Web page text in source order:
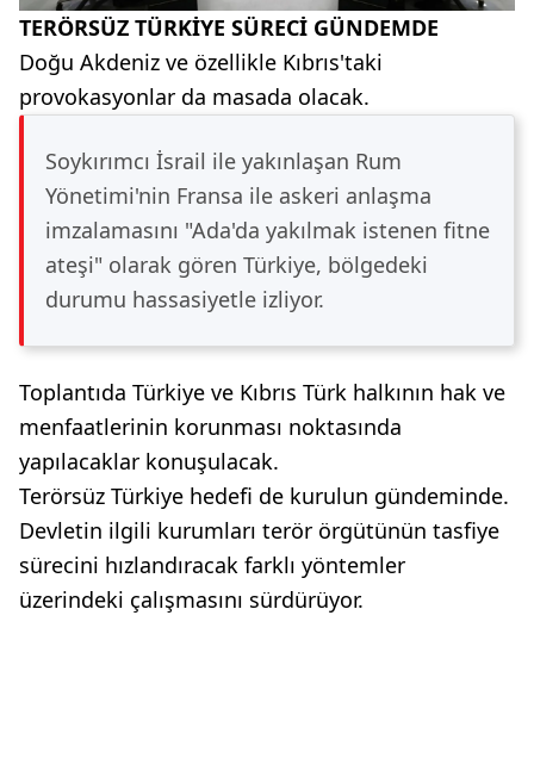
TERÖRSÜZ TÜRKİYE SÜRECİ GÜNDEMDE
Doğu Akdeniz ve özellikle Kıbrıs'taki
provokasyonlar da masada olacak.
Soykırımcı İsrail ile yakınlaşan Rum
Yönetimi'nin Fransa ile askeri anlaşma
imzalamasını "Ada'da yakılmak istenen fitne
ateşi" olarak gören Türkiye, bölgedeki
durumu hassasiyetle izliyor.
Toplantıda Türkiye ve Kıbrıs Türk halkının hak ve
menfaatlerinin korunması noktasında
yapılacaklar konuşulacak.
Terörsüz Türkiye hedefi de kurulun gündeminde.
Devletin ilgili kurumları terör örgütünün tasfiye
sürecini hızlandıracak farklı yöntemler
üzerindeki çalışmasını sürdürüyor.